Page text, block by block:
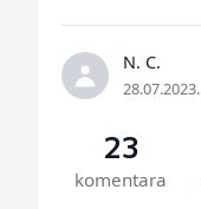
N. C.
28.07.2023.
23
komentara